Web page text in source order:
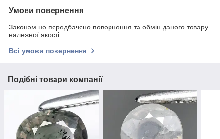
Умови повернення
Законом не передбачено повернення та обмін даного товару
належної якості
Всі умови повернення
Подібні товари компанії